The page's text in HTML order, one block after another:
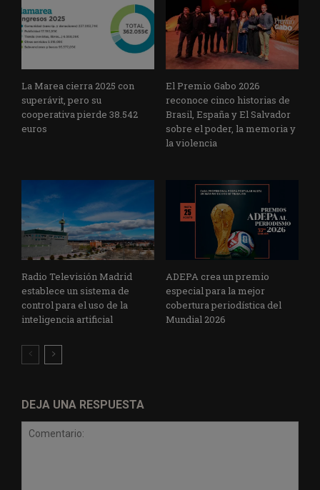
La Marea cierra 2025 con
superávit, pero su
cooperativa pierde 38.542
euros
El Premio Gabo 2026
reconoce cinco historias de
Brasil, España y El Salvador
sobre el poder, la memoria y
la violencia
Radio Televisión Madrid
establece un sistema de
control para el uso de la
inteligencia artificial
ADEPA crea un premio
especial para la mejor
cobertura periodística del
Mundial 2026
DEJA UNA RESPUESTA